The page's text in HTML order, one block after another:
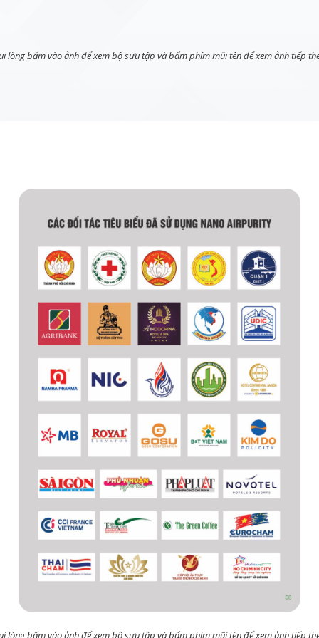
lòng bấm vào ảnh để xem bộ sưu tập và bấm phím mũi tên để xem ảnh tiếp
lòng bấm vào ảnh để xem bộ sưu tập và bấm phím mũi tên để xem ảnh tiếp